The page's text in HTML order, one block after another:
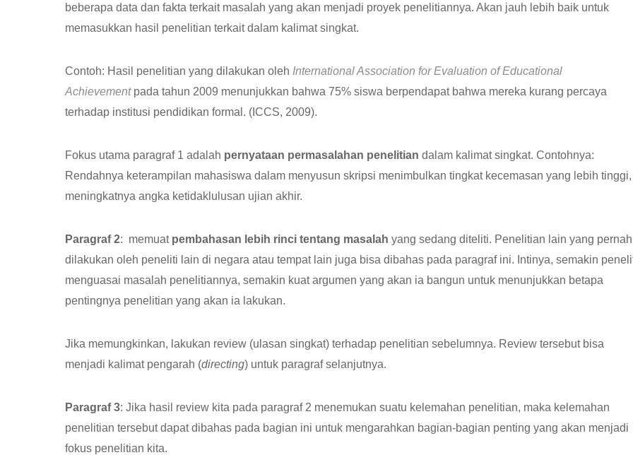
beberapa data dan fakta terkait masalah yang akan menjadi proyek penelitiannya. Akan jauh lebih baik untuk
memasukkan hasil penelitian terkait dalam kalimat singkat.
Contoh: Hasil penelitian yang dilakukan oleh International Association for Evaluation of Educational
Achievementpada tahun 2009 menunjukkan bahwa 75% siswa berpendapat bahwa mereka kurang percaya
terhadap institusi pendidikan formal. (ICCS, 2009).
Fokus utama paragraf 1 adalah pernyataan permasalahan penelitian dalam kalimat singkat. Contohnya:
Rendahnya keterampilan mahasiswa dalam menyusun skripsi menimbulkan tingkat kecemasan yang lebih tinggi,
meningkatnya angka ketidaklulusan ujian akhir.
Paragraf 2: memuat pembahasan lebih rinci tentang masalah yang sedang diteliti. Penelitian lain yang pernah
dilakukan oleh peneliti lain di negara atau tempat lain juga bisa dibahas pada paragraf ini. Intinya, semakin
menguasai masalah penelitiannya, semakin kuat argumen yang akan ia bangun untuk menunjukkan betapa
pentingnya penelitian yang akan ia lakukan.
Jika memungkinkan, lakukan review (ulasan singkat) terhadap penelitian sebelumnya. Review tersebut bisa
menjadi kalimat pengarah (directing) untuk paragraf selanjutnya.
Paragraf 3: Jika hasil review kita pada paragraf 2 menemukan suatu kelemahan penelitian, maka kelemahan
penelitian tersebut dapat dibahas pada bagian ini untuk mengarahkan bagian-bagian penting yang akan menjadi
fokus penelitian kita.